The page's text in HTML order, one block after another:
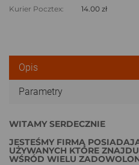
Kurier Pocztex:
14.00 zł
Opis
Parametry
WITAMY SERDECZNIE
JESTEŚMY FIRMĄ
UŻYWANYCH KTÓRE
WŚRÓD WIELU